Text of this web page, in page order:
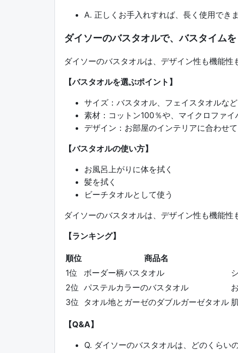
A. 正しくお手入れすれば、長く使用でき
ダイソーのバスタオルで、バスタイムを
ダイソーのバスタオルは、デザイン性も機能
【バスタオルを選ぶポイント】
サイズ：バスタオル、フェイスタオルな
素材：コットン100％や、マイクロファイ
デザイン：お部屋のインテリアに合わせ
【バスタオルの使い方】
お風呂上がりに体を拭く
髪を拭く
ビーチタオルとして使う
ダイソーのバスタオルは、デザイン性も機能
【ランキング】
順位 商品名
1位
ボーダー柄バスタオル
2位 パステルカラーのバスタオル
3位
タオル地とガーゼのダブルガーゼタオル
【Q&A】
Q. ダイソーのバスタオルは、どのくらい